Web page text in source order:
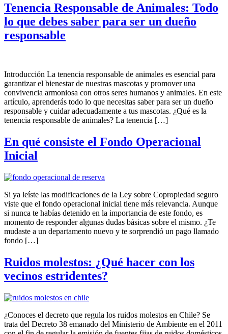
Tenencia Responsable de Animales: Todo
lo que debes saber para ser un dueño
responsable
Introducción La tenencia responsable de animales es esencial para
garantizar el bienestar de nuestras mascotas y promover una
convivencia armoniosa con otros seres humanos y animales. En este
artículo, aprenderás todo lo que necesitas saber para ser un dueño
responsable y cuidar adecuadamente a tus mascotas. ¿Qué es la
tenencia responsable de animales? La tenencia […]
En qué consiste el Fondo Operacional
Inicial
Si ya leíste las modificaciones de la Ley sobre Copropiedad seguro
viste que el fondo operacional inicial tiene más relevancia. Aunque
si nunca te habías detenido en la importancia de este fondo, es
momento de responder algunas dudas básicas sobre el mismo. ¿Te
mudaste a un departamento nuevo y te sorprendió un pago llamado
fondo […]
Ruidos molestos: ¿Qué hacer con los
vecinos estridentes?
¿Conoces el decreto que regula los ruidos molestos en Chile? Se
trata del Decreto 38 emanado del Ministerio de Ambiente en el 2011